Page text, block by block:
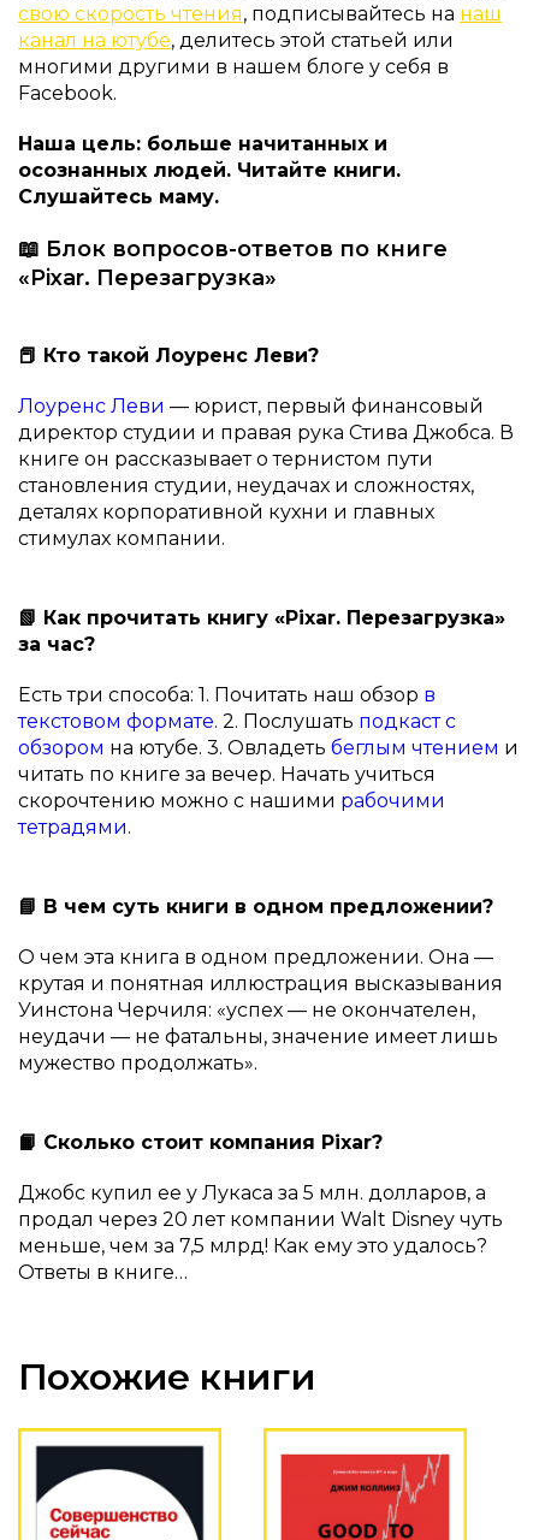
свою скорость чтения, подписывайтесь на наш
канал на ютубе, делитесь этой статьей или
многими другими в нашем блоге у себя в
Facebook.
Наша цель: больше начитанных и
осознанных людей. Читайте книги.
Слушайтесь маму.
📖 Блок вопросов-ответов по книге
«Pixar. Перезагрузка»
📕 Кто такой Лоуренс Леви?
Лоуренс Леви — юрист, первый финансовый
директор студии и правая рука Стива Джобса. В
книге он рассказывает о тернистом пути
становления студии, неудачах и сложностях,
деталях корпоративной кухни и главных
стимулах компании.
📗 Как прочитать книгу «Pixar. Перезагрузка»
за час?
Есть три способа: 1. Почитать наш обзор в
текстовом формате. 2. Послушать подкаст с
обзором на ютубе. 3. Овладеть беглым чтением и
читать по книге за вечер. Начать учиться
скорочтению можно с нашими рабочими
тетрадями.
📘 В чем суть книги в одном предложении?
О чем эта книга в одном предложении. Она —
крутая и понятная иллюстрация высказывания
Уинстона Черчиля: «успех — не окончателен,
неудачи — не фатальны, значение имеет лишь
мужество продолжать».
📙 Сколько стоит компания Pixar?
Джобс купил ее у Лукаса за 5 млн. долларов, а
продал через 20 лет компании Walt Disney чуть
меньше, чем за 7,5 млрд! Как ему это удалось?
Ответы в книге…
Похожие книги